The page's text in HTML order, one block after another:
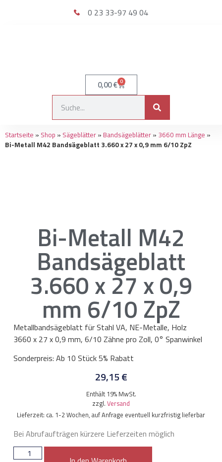
0 23 33-97 49 04
0,00€ 0
Startseite » Shop » Sägeblätter » Bandsägeblätter » 3660 mm Länge »
Bi-Metall M42 Bandsägeblatt 3.660 x 27 x 0,9 mm 6/10 ZpZ
Bi-Metall M42
Bandsägeblatt
3.660 x 27 x 0,9
mm 6/10 ZpZ
Metallbandsägeblatt für Stahl VA, NE-Metalle, Holz
3660 x 27 x 0,9 mm, 6/10 Zähne pro Zoll, 0° Spanwinkel
Sonderpreis: Ab 10 Stück 5% Rabatt
29,15€
Enthält 19% MwSt.
zzgl. Versand
Lieferzeit: ca. 1-2 Wochen, auf Anfrage eventuell kurzfristig lieferbar
Bei Abrufaufträgen kürzere Lieferzeiten möglich